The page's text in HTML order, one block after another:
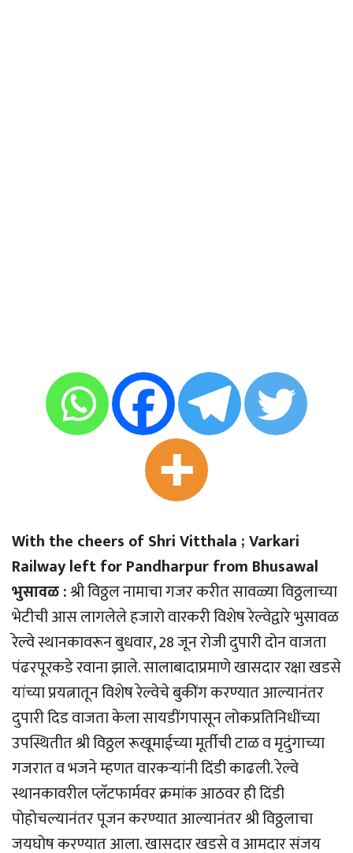
With the cheers of Shri Vitthala ; Varkari
Railway left for Pandharpur from Bhusawal
भुसावळ :श्री विठ्ठल नामाचा गजर करीत सावळ्या विठ्ठलाच्या
भेटीची आस लागलेले हजारो वारकरी विशेष रेल्वेद्वारे भुसावळ
रेल्वे स्थानकावरून बुधवार, 28 जून रोजी दुपारी दोन वाजता
पंढरपूरकडे रवाना झाले. सालाबादाप्रमाणे खासदार रक्षा खडसे
यांच्या प्रयत्नातून विशेष रेल्वेचे बुकींग करण्यात आल्यानंतर
दुपारी दिड वाजता केला सायडींगपासून लोकप्रतिनिधींच्या
उपस्थितीत श्री विठ्ठल रूखूमाईच्या मूर्तीची टाळ व मृदुंगाच्या
गजरात व भजने म्हणत वारकर्‍यांनी दिंडी काढली. रेल्वे
स्थानकावरील प्लॅटफार्मवर क्रमांक आठवर ही दिंडी
पोहोचल्यानंतर पूजन करण्यात आल्यानंतर श्री विठ्ठलाचा
जयघोष करण्यात आला. खासदार खडसे व आमदार संजय